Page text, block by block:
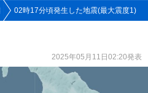
02時17分頃発生した地震(最大震度1)
2025年05月11日02:20発表